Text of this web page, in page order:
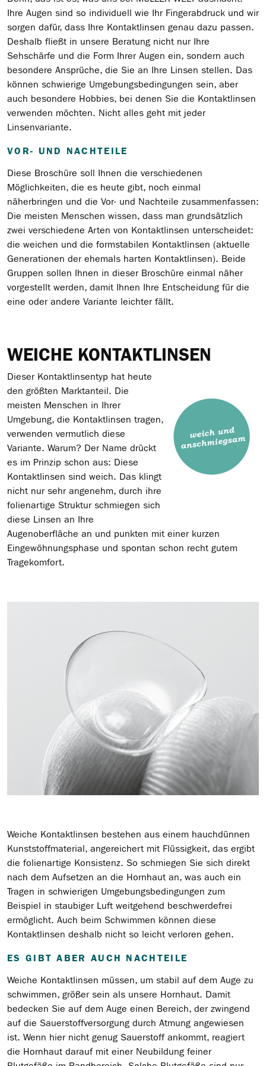
Ihre Augen sind so individuell wie Ihr Fingerabdruck und wir
sorgen dafür, dass Ihre Kontaktlinsen genau dazu passen.
Deshalb fließt in unsere Beratung nicht nur Ihre
Sehschärfe und die Form Ihrer Augen ein, sondern auch
besondere Ansprüche, die Sie an Ihre Linsen stellen. Das
können schwierige Umgebungsbedingungen sein, aber
auch besondere Hobbies, bei denen Sie die Kontaktlinsen
verwenden möchten. Nicht alles geht mit jeder
Linsenvariante.
VOR- UND NACHTEILE
Diese Broschüre soll Ihnen die verschiedenen
Möglichkeiten, die es heute gibt, noch einmal
näherbringen und die Vor- und Nachteile zusammenfassen:
Die meisten Menschen wissen, dass man grundsätzlich
zwei verschiedene Arten von Kontaktlinsen unterscheidet:
die weichen und die formstabilen Kontaktlinsen (aktuelle
Generationen der ehemals harten Kontaktlinsen). Beide
Gruppen sollen Ihnen in dieser Broschüre einmal näher
vorgestellt werden, damit Ihnen Ihre Entscheidung für die
eine oder andere Variante leichter fällt.
WEICHE KONTAKTLINSEN
Dieser Kontaktlinsentyp hat heute
den größten Marktanteil. Die
meisten Menschen in Ihrer
Umgebung, die Kontaktlinsen tragen,
verwenden vermutlich diese
Variante. Warum? Der Name drückt
es im Prinzip schon aus: Diese
Kontaktlinsen sind weich. Das klingt
nicht nur sehr angenehm, durch ihre
folienartige Struktur schmiegen sich
diese Linsen an Ihre
Augenoberfläche an und punkten mit einer kurzen
Eingewöhnungsphase und spontan schon recht gutem
Tragekomfort.
Weiche Kontaktlinsen bestehen aus einem hauchdünnen
Kunststoffmaterial, angereichert mit Flüssigkeit, das ergibt
die folienartige Konsistenz. So schmiegen Sie sich direkt
nach dem Aufsetzen an die Hornhaut an, was auch ein
Tragen in schwierigen Umgebungsbedingungen zum
Beispiel in staubiger Luft weitgehend beschwerdefrei
ermöglicht. Auch beim Schwimmen können diese
Kontaktlinsen deshalb nicht so leicht verloren gehen.
ES GIBT ABER AUCH NACHTEILE
Weiche Kontaktlinsen müssen, um stabil auf dem Auge zu
schwimmen, größer sein als unsere Hornhaut. Damit
bedecken Sie auf dem Auge einen Bereich, der zwingend
auf die Sauerstoffversorgung durch Atmung angewiesen
ist. Wenn hier nicht genug Sauerstoff ankommt, reagiert
die Hornhaut darauf mit einer Neubildung feiner